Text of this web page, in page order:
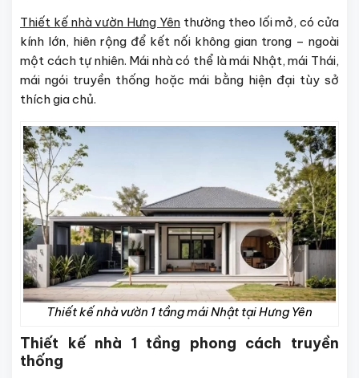
Thiết kế nhà vườn Hưng Yên thường theo lối mở, có cửa
kính lớn, hiên rộng để kết nối không gian trong – ngoài
một cách tự nhiên. Mái nhà có thể là mái Nhật, mái Thái,
mái ngói truyền thống hoặc mái bằng hiện đại tùy sở
thích gia chủ.
Thiết kế nhà vườn 1 tầng mái Nhật tại Hưng Yên
Thiết kế nhà 1 tầng phong cách truyền
thống